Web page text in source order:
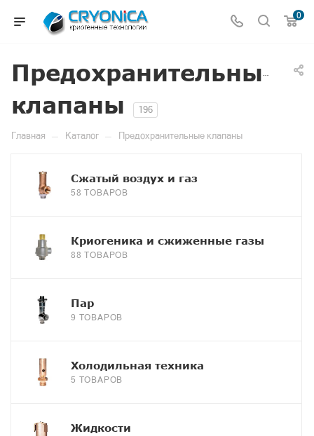
0
Предохранительные
клапаны
196
Главная — Каталог — Предохранительные клапаны
Сжатый воздух и газ
58 ТОВАРОВ
Криогеника и сжиженные газы
88 ТОВАРОВ
Пар
9 ТОВАРОВ
Холодильная техника
5 ТОВАРОВ
Жидкости